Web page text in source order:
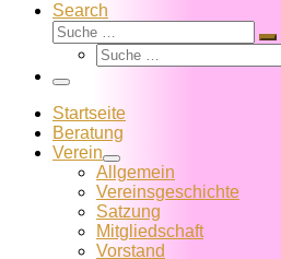
Search
Suche
Suche
Menü
Startseite
Beratung
Verein
Allgemein
Vereins­geschichte
Satzung
Mitglied­schaft
Vorstand